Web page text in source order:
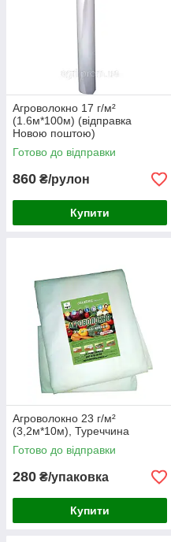
Агроволокно 17 г/м²
(1.6м*100м) (відправка
Новою поштою)
Готово до відправки
860 ₴/рулон
Купити
Агроволокно 23 г/м²
(3,2м*10м), Туреччина
Готово до відправки
280 ₴/упаковка
Купити